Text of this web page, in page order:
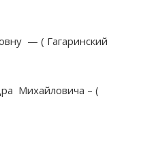
— ( Гагаринский
Михайловича – (